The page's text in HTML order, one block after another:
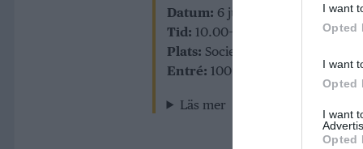
I want
Opted
I want
Opted
I want
Opted
Datum: 6 juni
Tid: 10.00–17.00
Plats: Societetsparken
Entré: 100 kronor (betalas på
Läs mer